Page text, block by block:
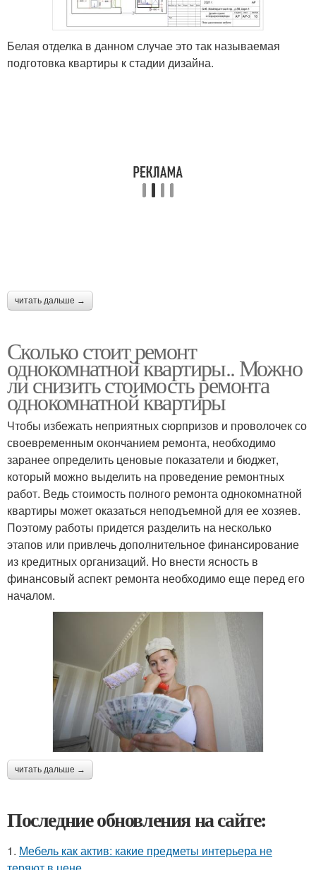
Белая отделка в данном случае это так называемая
подготовка квартиры к стадии дизайна.
читать дальше →
Сколько стоит ремонт
однокомнатной квартиры.. Можно
ли снизить стоимость ремонта
однокомнатной квартиры
Чтобы избежать неприятных сюрпризов и проволочек со
своевременным окончанием ремонта, необходимо
заранее определить ценовые показатели и бюджет,
который можно выделить на проведение ремонтных
работ. Ведь стоимость полного ремонта однокомнатной
квартиры может оказаться неподъемной для ее хозяев.
Поэтому работы придется разделить на несколько
этапов или привлечь дополнительное финансирование
из кредитных организаций. Но внести ясность в
финансовый аспект ремонта необходимо еще перед его
началом.
читать дальше →
Последние обновления на сайте:
1. Мебель как актив: какие предметы интерьера не